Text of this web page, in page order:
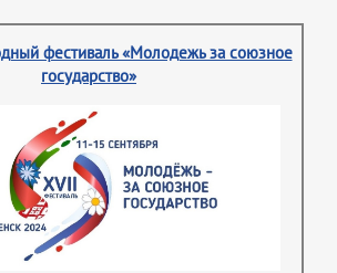
фестиваль «Молодежь за союзное
государство»